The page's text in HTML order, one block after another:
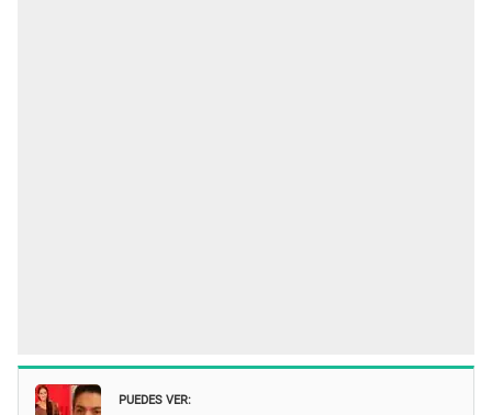
PUEDES VER: